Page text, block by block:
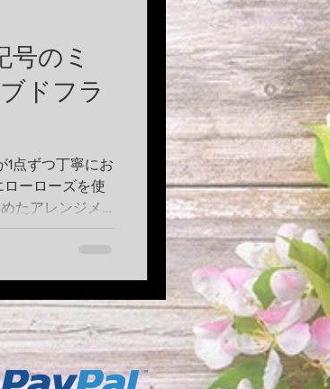
のミ
ドフラ
1点ずつ丁寧にお
ーローズを使
たアレンジメ
、発表会のギ